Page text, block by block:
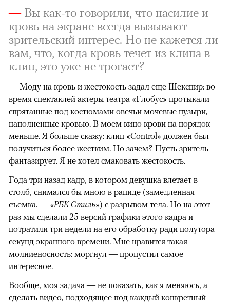
—Вы как-то говорили, что насилие и
кровь на экране всегда вызывают
зрительский интерес. Но не кажется ли
вам, что, когда кровь течет из клипа в
клип, это уже не трогает?
— Моду на кровь и жестокость задал еще Шекспир: во
время спектаклей актеры театра «Глобус» протыкали
спрятанные под костюмами овечьи мочевые пузыри,
наполненные кровью. В моем кино крови на порядок
меньше. Я больше скажу: клип «Control» должен был
получиться более жестким. Но зачем? Пусть зритель
фантазирует. Я не хотел смаковать жестокость.
Года три назад кадр, в котором девушка влетает в
столб, снимался бы мною в рапиде (замедленная
съемка. — «РБК Стиль») с разрывом тела. Но на этот
раз мы сделали 25 версий графики этого кадра и
потратили три недели на его обработку ради полутора
секунд экранного времени. Мне нравится такая
молниеносность: моргнул — пропустил самое
интересное.
Вообще, моя задача — не показать, как я меняюсь, а
сделать видео, подходящее под каждый конкретный